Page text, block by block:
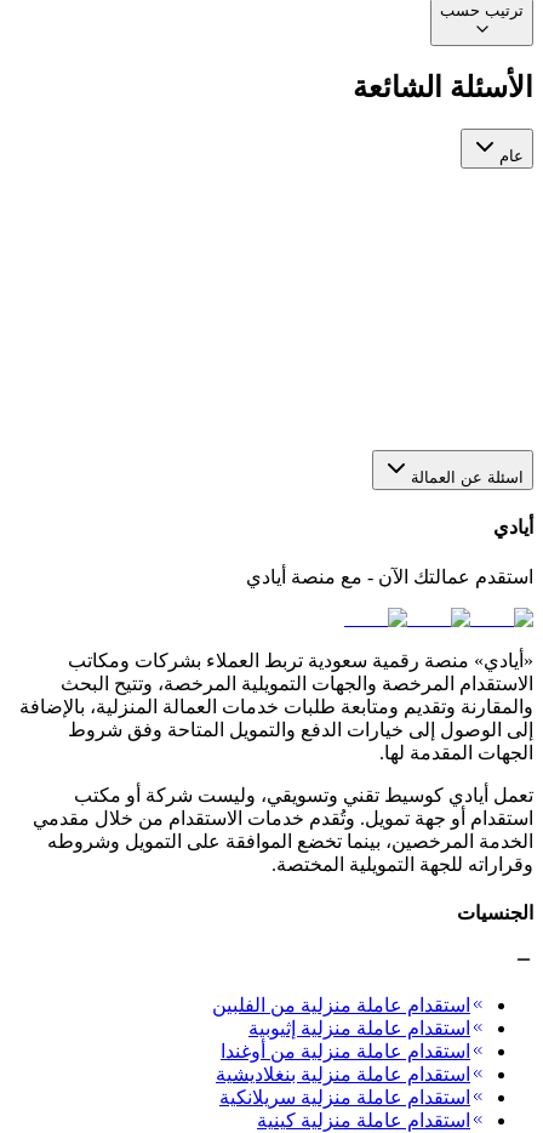
ترتيب حسب
الأسئلة الشائعة
عام
اسئلة عن العمالة
أيادي
استقدم عمالتك الآن - مع منصة أيادي
«أيادي» منصة رقمية سعودية تربط العملاء بشركات ومكاتب
الاستقدام المرخصة والجهات التمويلية المرخصة، وتتيح البحث
والمقارنة وتقديم ومتابعة طلبات خدمات العمالة المنزلية، بالإضافة
إلى الوصول إلى خيارات الدفع والتمويل المتاحة وفق شروط
الجهات المقدمة لها.
تعمل أيادي كوسيط تقني وتسويقي، وليست شركة أو مكتب
استقدام أو جهة تمويل. وتُقدم خدمات الاستقدام من خلال مقدمي
الخدمة المرخصين، بينما تخضع الموافقة على التمويل وشروطه
وقراراته للجهة التمويلية المختصة.
الجنسيات
استقدام عاملة منزلية من الفلبين
استقدام عاملة منزلية إثيوبية
استقدام عاملة منزلية من أوغندا
استقدام عاملة منزلية بنغلاديشية
استقدام عاملة منزلية سريلانكية
استقدام عاملة منزلية كينية